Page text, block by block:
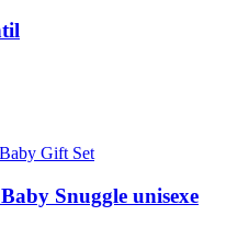
Snuggle unisexe